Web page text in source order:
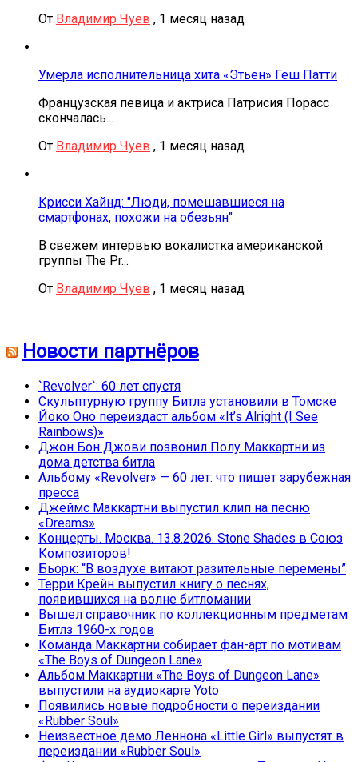
От Владимир Чуев , 1 месяц назад
Умерла исполнительница хита «Этьен» Геш Патти
Французская певица и актриса Патрисия Порасс
скончалась...
От Владимир Чуев , 1 месяц назад
Крисси Хайнд: "Люди, помешавшиеся на
смартфонах, похожи на обезьян"
В свежем интервью вокалистка американской
группы The Pr...
От Владимир Чуев , 1 месяц назад
Новости партнёров
`Revolver`: 60 лет спустя
Скульптурную группу Битлз установили в Томске
Йоко Оно переиздаст альбом «It’s Alright (I See
Rainbows)»
Джон Бон Джови позвонил Полу Маккартни из
дома детства битла
Альбому «Revolver» — 60 лет: что пишет зарубежная
пресса
Джеймс Маккартни выпустил клип на песню
«Dreams»
Концерты. Москва. 13.8.2026. Stone Shades в Союз
Композиторов!
Бьорк: “В воздухе витают разительные перемены”
Терри Крейн выпустил книгу о песнях,
появившихся на волне битломании
Вышел справочник по коллекционным предметам
Битлз 1960-х годов
Команда Маккартни собирает фан-арт по мотивам
«The Boys of Dungeon Lane»
Альбом Маккартни «The Boys of Dungeon Lane»
выпустили на аудиокарте Yoto
Появились новые подробности о переиздании
«Rubber Soul»
Неизвестное демо Леннона «Little Girl» выпустят в
переиздании «Rubber Soul»